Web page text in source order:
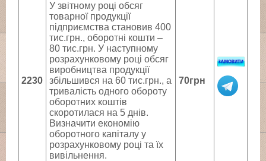
2230
У звітному році обсяг
товарної продукції
підприємства становив 400
тис.грн., оборотні кошти –
80 тис.грн. У наступному
розрахунковому році обсяг
виробництва продукції
збільшився на 60 тис.грн., а
тривалість одного обороту
оборотних коштів
скоротилася на 5 днів.
Визначити економію
оборотного капіталу у
розрахунковому році та їх
вивільнення.
70грн